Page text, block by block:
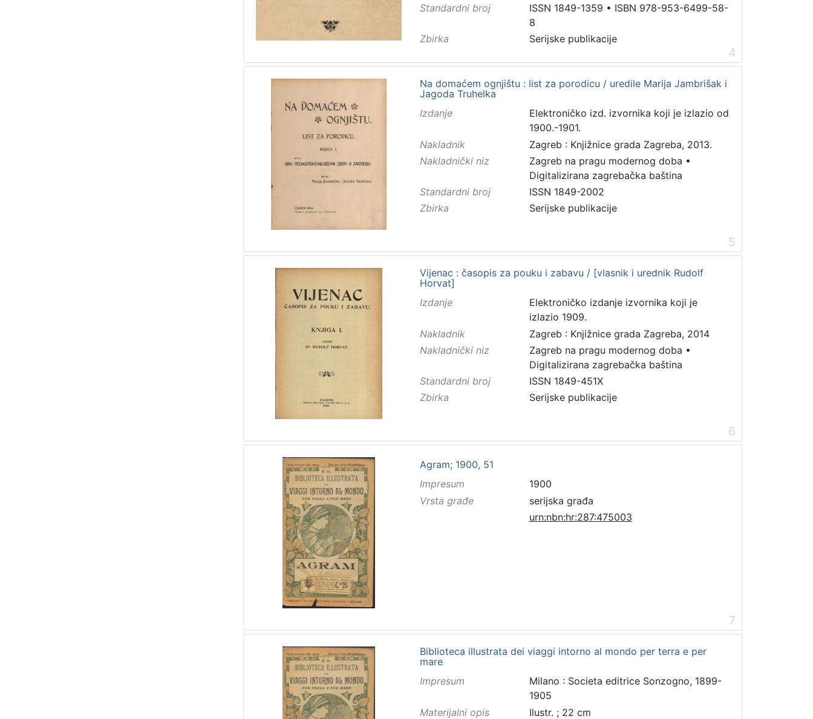
Standardni broj
ISSN 1849-1359 • ISBN 978-953-6499-58-
8
Zbirka
Serijske publikacije
4
Na domaćem ognjištu : list za porodicu / uredile Marija Jambrišak i
Jagoda Truhelka
Izdanje
Elektroničko izd. izvornika koji je izlazio od
1900.-1901.
Nakladnik
Zagreb : Knjižnice grada Zagreba, 2013.
Nakladnički niz
Zagreb na pragu modernog doba •
Digitalizirana zagrebačka baština
Standardni broj
ISSN 1849-2002
Zbirka
Serijske publikacije
5
Vijenac : časopis za pouku i zabavu / [vlasnik i urednik Rudolf
Horvat]
Izdanje
Elektroničko izdanje izvornika koji je
izlazio 1909.
Nakladnik
Zagreb : Knjižnice grada Zagreba, 2014
Nakladnički niz
Zagreb na pragu modernog doba •
Digitalizirana zagrebačka baština
Standardni broj
ISSN 1849-451X
Zbirka
Serijske publikacije
6
Agram; 1900, 51
Impresum
1900
Vrsta građe
serijska građa
urn:nbn:hr:287:475003
7
Biblioteca illustrata dei viaggi intorno al mondo per terra e per
mare
Impresum
Milano : Societa editrice Sonzogno, 1899-
1905
Materijalni opis
Ilustr. ; 22 cm